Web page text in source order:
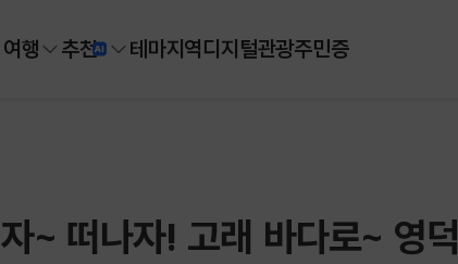
여행 추천 테마지역디지털관광주민증
자~ 떠나자! 고래 바다로~ 영덕